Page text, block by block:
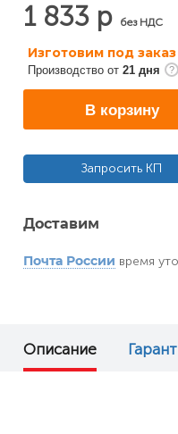
1 833 р без НДС
Изготовим под заказ
Производство от 21 дня
В корзину
Запросить КП
Доставим
Почта России время
Описание